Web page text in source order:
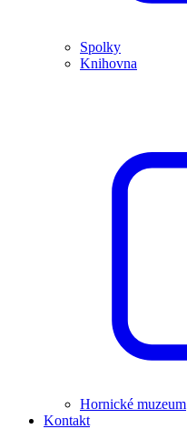
Spolky
Knihovna
Hornické muzeum
Kontakt